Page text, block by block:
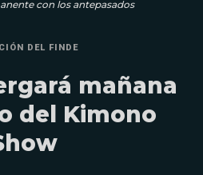
con los antepasados
DEL FINDE
mañana
del Kimono